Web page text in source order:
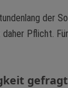
der
Pflicht.
gefragt